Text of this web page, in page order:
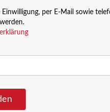
per E-Mail sowie